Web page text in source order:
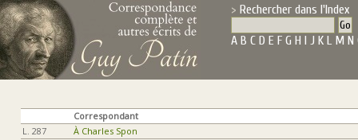
Rechercher dans l'Index
A B C D E F G H I J K L M N